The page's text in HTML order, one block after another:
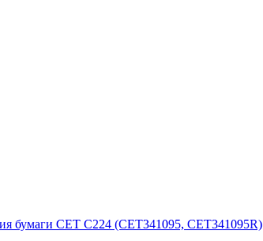
бумаги CET C224 (CET341095, CET341095R)